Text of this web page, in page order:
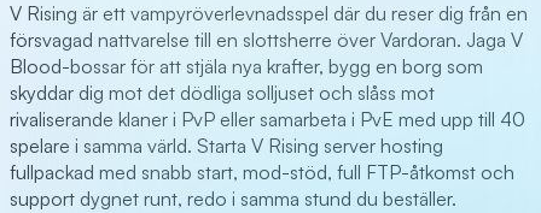
V Rising är ett vampyröverlevnadsspel där du reser dig från en
försvagad nattvarelse till en slottsherre över Vardoran. Jaga V
Blood-bossar för att stjäla nya krafter, bygg en borg som
skyddar dig mot det dödliga solljuset och slåss mot
rivaliserande klaner i PvP eller samarbeta i PvE med upp till 40
spelare i samma värld. Starta V Rising server hosting
fullpackad med snabb start, mod-stöd, full FTP-åtkomst och
support dygnet runt, redo i samma stund du beställer.